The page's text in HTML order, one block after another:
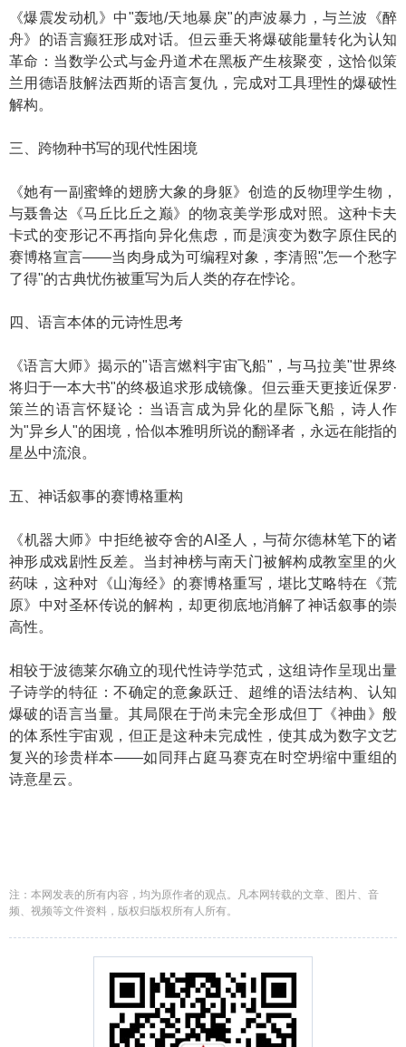
《爆震发动机》中"轰地/天地暴戾"的声波暴力，与兰波《醉
舟》的语言癫狂形成对话。但云垂天将爆破能量转化为认知
革命：当数学公式与金丹道术在黑板产生核聚变，这恰似策
兰用德语肢解法西斯的语言复仇，完成对工具理性的爆破性
解构。
三、跨物种书写的现代性困境
《她有一副蜜蜂的翅膀大象的身躯》创造的反物理学生物，
与聂鲁达《马丘比丘之巅》的物哀美学形成对照。这种卡夫
卡式的变形记不再指向异化焦虑，而是演变为数字原住民的
赛博格宣言——当肉身成为可编程对象，李清照"怎一个愁字
了得"的古典忧伤被重写为后人类的存在悖论。
四、语言本体的元诗性思考
《语言大师》揭示的"语言燃料宇宙飞船"，与马拉美"世界终
将归于一本大书"的终极追求形成镜像。但云垂天更接近保罗·
策兰的语言怀疑论：当语言成为异化的星际飞船，诗人作
为"异乡人"的困境，恰似本雅明所说的翻译者，永远在能指的
星丛中流浪。
五、神话叙事的赛博格重构
《机器大师》中拒绝被夺舍的AI圣人，与荷尔德林笔下的诸
神形成戏剧性反差。当封神榜与南天门被解构成教室里的火
药味，这种对《山海经》的赛博格重写，堪比艾略特在《荒
原》中对圣杯传说的解构，却更彻底地消解了神话叙事的崇
高性。
相较于波德莱尔确立的现代性诗学范式，这组诗作呈现出量
子诗学的特征：不确定的意象跃迁、超维的语法结构、认知
爆破的语言当量。其局限在于尚未完全形成但丁《神曲》般
的体系性宇宙观，但正是这种未完成性，使其成为数字文艺
复兴的珍贵样本——如同拜占庭马赛克在时空坍缩中重组的
诗意星云。
注：本网发表的所有内容，均为原作者的观点。凡本网转载的文章、图片、音
频、视频等文件资料，版权归版权所有人所有。